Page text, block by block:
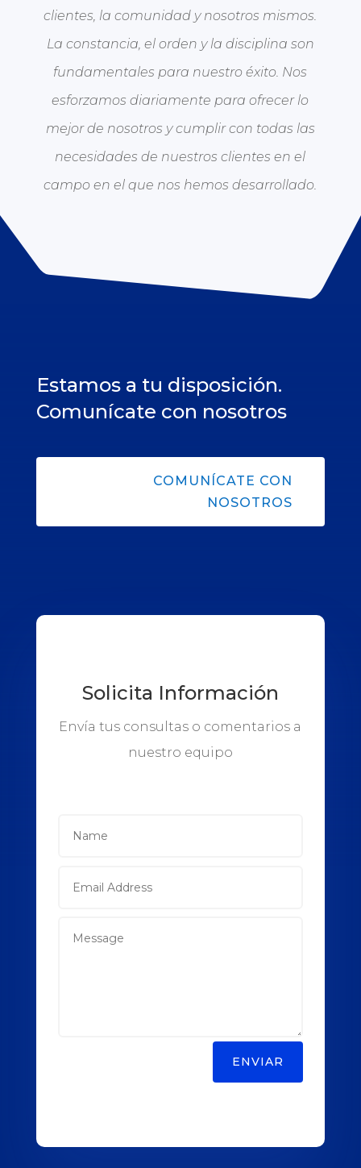
clientes, la comunidad y nosotros mismos.
La constancia, el orden y la disciplina son
fundamentales para nuestro éxito. Nos
esforzamos diariamente para ofrecer lo
mejor de nosotros y cumplir con todas las
necesidades de nuestros clientes en el
campo en el que nos hemos desarrollado.
Estamos a tu disposición.
Comunícate con nosotros
COMUNÍCATE CON
NOSOTROS
Solicita Información
Envía tus consultas o comentarios a
nuestro equipo
ENVIAR